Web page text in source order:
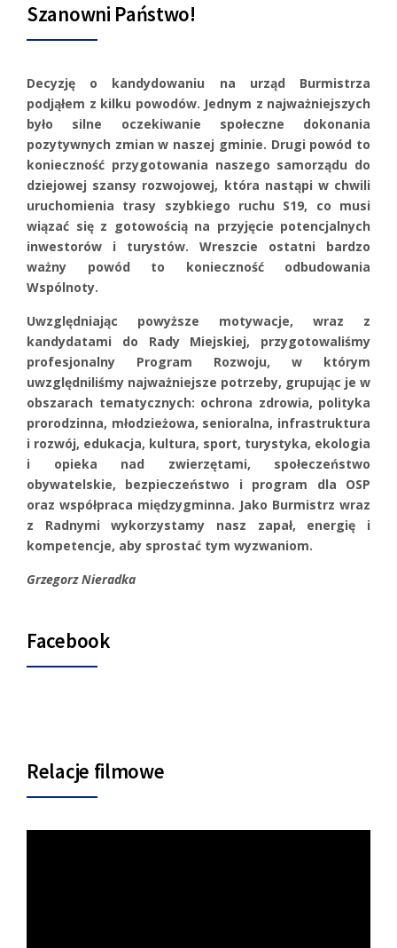
Szanowni Państwo!
Decyzję o kandydowaniu na urząd Burmistrza
podjąłem z kilku powodów. Jednym z najważniejszych
było silne oczekiwanie społeczne dokonania
pozytywnych zmian w naszej gminie. Drugi powód to
konieczność przygotowania naszego samorządu do
dziejowej szansy rozwojowej, która nastąpi w chwili
uruchomienia trasy szybkiego ruchu S19, co musi
wiązać się z gotowością na przyjęcie potencjalnych
inwestorów i turystów. Wreszcie ostatni bardzo
ważny powód to konieczność odbudowania
Wspólnoty.
Uwzględniając powyższe motywacje, wraz z
kandydatami do Rady Miejskiej, przygotowaliśmy
profesjonalny Program Rozwoju, w którym
uwzględniliśmy najważniejsze potrzeby, grupując je w
obszarach tematycznych: ochrona zdrowia, polityka
prorodzinna, młodzieżowa, senioralna, infrastruktura
i rozwój, edukacja, kultura, sport, turystyka, ekologia
i opieka nad zwierzętami, społeczeństwo
obywatelskie, bezpieczeństwo i program dla OSP
oraz współpraca międzygminna. Jako Burmistrz wraz
z Radnymi wykorzystamy nasz zapał, energię i
kompetencje, aby sprostać tym wyzwaniom.
Grzegorz Nieradka
Facebook
Relacje filmowe